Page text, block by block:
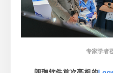
专家学者